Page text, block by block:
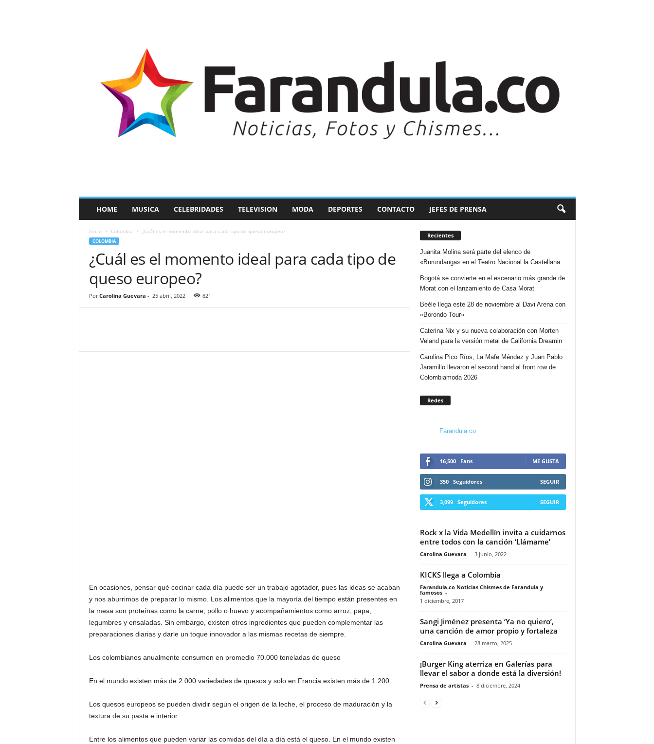
a
HOME MUSICA CELEBRIDADES TELEVISION MODA DEPORTES CONTACTO JEFES DE PRENSA
Inicio Colombia ¿Cuál es el momento ideal para cada tipo de queso europeo?
COLOMBIA
¿Cuál es el momento ideal para cada tipo de
queso europeo?
Por Carolina Guevara - 25 abril, 2022 821
En ocasiones, pensar qué cocinar cada día puede ser un trabajo agotador, pues las ideas se acaban
y nos aburrimos de preparar lo mismo. Los alimentos que la mayoría del tiempo están presentes en
la mesa son proteínas como la carne, pollo o huevo y acompañamientos como arroz, papa,
legumbres y ensaladas. Sin embargo, existen otros ingredientes que pueden complementar las
preparaciones diarias y darle un toque innovador a las mismas recetas de siempre.
Los colombianos anualmente consumen en promedio 70.000 toneladas de queso
En el mundo existen más de 2.000 variedades de quesos y solo en Francia existen más de 1.200
Los quesos europeos se pueden dividir según el origen de la leche, el proceso de maduración y la
textura de su pasta e interior
Entre los alimentos que pueden variar las comidas del día a día está el queso. En el mundo existen
Recientes
Juanita Molina será parte del elenco de
«Burundanga» en el Teatro Nacional la Castellana
Bogotá se convierte en el escenario más grande de
Morat con el lanzamiento de Casa Morat
Beéle llega este 28 de noviembre al Davi Arena con
«Borondo Tour»
Caterina Nix y su nueva colaboración con Morten
Veland para la versión metal de California Dreamin
Carolina Pico Ríos, La Mafe Méndez y Juan Pablo
Jaramillo llevaron el second hand al front row de
Colombiamoda 2026
Redes
Farandula.co
16,500 Fans ME GUSTA
350 Seguidores SEGUIR
3,099 Seguidores SEGUIR
Rock x la Vida Medellín invita a cuidarnos
entre todos con la canción ‘Llámame’
Carolina Guevara - 3 junio, 2022
KICKS llega a Colombia
Farandula.co Noticias Chismes de Farandula y
famosos -
1 diciembre, 2017
Sangi Jiménez presenta ‘Ya no quiero’,
una canción de amor propio y fortaleza
Carolina Guevara - 28 marzo, 2025
¡Burger King aterriza en Galerías para
llevar el sabor a donde está la diversión!
Prensa de artistas - 8 diciembre, 2024